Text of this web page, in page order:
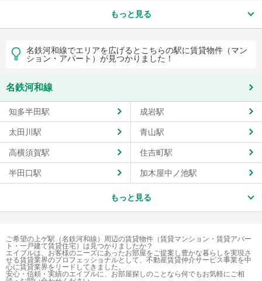
もっと見る
名鉄河和線でエリアを広げるとこちらの駅に賃貸物件（マン
ション・アパート）が見つかりました！
名鉄河和線
知多半田駅 成岩駅
太田川駅 青山駅
高横須賀駅 住吉町駅
半田口駅 加木屋中ノ池駅
もっと見る
ご希望の上ゲ駅（名鉄河和線）周辺の賃貸物件（賃貸マンション・賃貸アパー
ト・一戸建て賃貸住宅）は見つかりましたか？
エイブルは、お客様のニーズにあったお部屋をご提案し豊かな暮らしを実現さ
せる賃貸業界のプロフェッショナルとして、不動産賃貸仲介サービス事業を中
心に賃貸業界をリードしてきました。
安心・信頼・実績のエイブルに、お部屋探しのことなら何でもお気軽にご相